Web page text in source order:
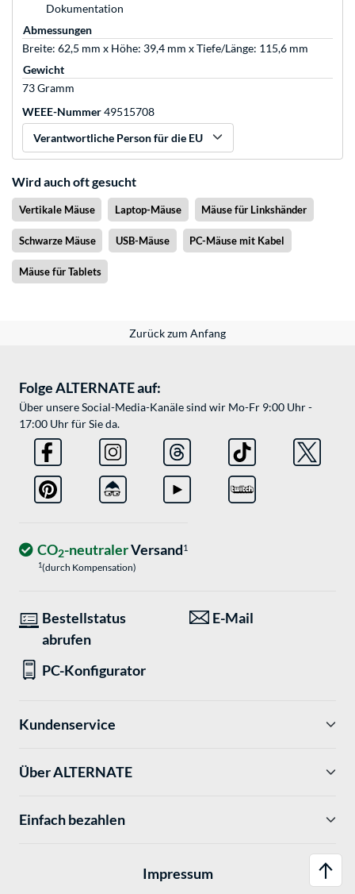
Dokumentation
Abmessungen
Breite: 62,5 mm x Höhe: 39,4 mm x Tiefe/Länge: 115,6 mm
Gewicht
73 Gramm
WEEE-Nummer49515708
Verantwortliche Person für die EU
Wird auch oft gesucht
Vertikale Mäuse Laptop-Mäuse Mäuse für Linkshänder
Schwarze Mäuse USB-Mäuse PC-Mäuse mit Kabel
Mäuse für Tablets
Zurück zum Anfang
Folge ALTERNATE auf:
Über unsere Social-Media-Kanäle sind wir Mo-Fr 9:00 Uhr -
17:00 Uhr für Sie da.
CO2-neutralerVersand1
1(durch Kompensation)
Bestellstatus
abrufen
E-Mail
PC-Konfigurator
Kundenservice
Über ALTERNATE
Einfach bezahlen
Impressum